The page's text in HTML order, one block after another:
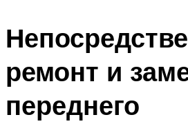
ремонт и
переднего